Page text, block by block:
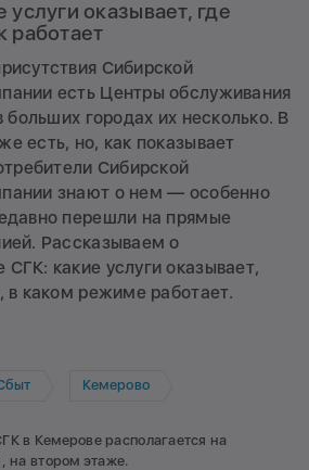
оказывает, где
работает
Сибирской
есть Центры обслуживания
городах их несколько. В
есть, но, как показывает
Сибирской
знают о нем — особенно
перешли на прямые
Рассказываем о
какие услуги оказывает,
в каком режиме работает.
Кемерово
в Кемерове располагается на
на втором этаже.